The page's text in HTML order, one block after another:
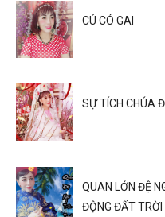
CÚ CÓ GAI
SỰ TÍCH CHÚA
QUAN LỚN ĐỆ
ĐỘNG ĐẤT TRỜI